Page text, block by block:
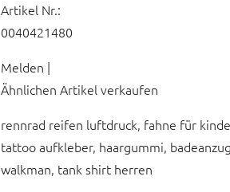
Artikel Nr.:
0040421480
Melden |
Ähnlichen Artikel verkaufen
rennrad reifen luftdruck, fahne für
tattoo aufkleber, haargummi,
walkman, tank shirt herren